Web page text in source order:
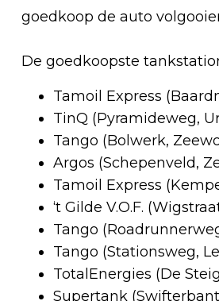
goedkoop de auto
De goedkoopste
Tamoil Express
TinQ (Pyramideweg,
Tango (Bolwerk,
Argos (Schepenveld,
Tamoil Express
‘t Gilde V.O.F.
Tango
Tango (Stationsweg,
TotalEnergies (De
Supertank